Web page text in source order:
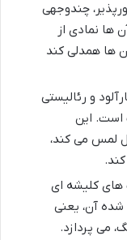
چندوجهی
ها نمادی از
ها همدلی کند
و رئالیستی
است. این
لمس می کند،
های کلیشه ای
آن، یعنی
می پردازد.